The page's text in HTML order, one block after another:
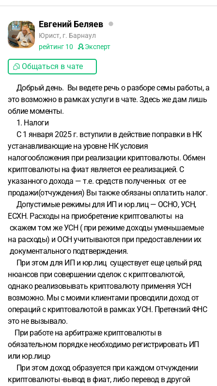
(PDF выгрузка с ByBit), скриншот перевода баланса на
вторую биржу с точной датой, суммой в $, и временем,
скриншот получения средств от второй биржи с точной
выполненной продажи доллара, с точной датой,
перевода средств от контрагента на мою карту. В случае
возникновения вопросов, этих данных по ордерам, +
КУДиР хватает для решения вопросов?
формировании налогового уведомления, подачи
информации по итогам года, необходимо ли мне
подключить электронную подпись, да и в целом в моем
случае нужна ли она мне? Все данные будут передаваться
через личный кабинет ФНС, без задействования
сторонних лиц, или программ.Можно ли принимать
переводы по СПб на личный счёт, а не только на ИП?
Учитывая, что каждая операция будет сохранена, как я и
писал выше. Будут ли вопросы от банка? Получится ли их
решить, если они все таки будут, имея все эти данные?
Если на мою карту придут грязные деньги, и будет запрос
на возврат, что делать в таком случае? Будет ли мне что-
то, и что делать в такой ситуации?Возможно я что-то
упустил, поэтому требуется ответ от человека, который
вёл такие дела и знает во всём этом очень хорошо,
обязательно к ознакомлению документы, приложенные к
вопросу, и максимально развернутый ответ по каждому
из пунктов, спасибо. Возможно что-то упустил, хотелось
бы узнать как можно детальнее каждый из подводных
камней, который был упущен мной в процессе написания
Евгений Беляев
Юрист, г. Барнаул
рейтинг 10 Эксперт
Общаться в чате
Добрый день. Вы ведете речь о разборе семы работы, а
это возможно в рамках услуги в чате. Здесь же дам лишь
облие моменты.
1. Налоги
С 1 января 2025 г. вступили в действие поправки в НК
устанавливающие на уровне НК условия
налогообложения при реализации криптовалюты. Обмен
криптовалюты на фиат является ее реализацией. С
указанного дохода — т.е. средств полученных от ее
продажи(отчуждения) Вы также обязаны оплатить налог.
Допустимые режимы для ИП и юр.лиц — ОСНО, УСН,
ЕСХН. Расходы на приобретение криптовалюты на
скажем том же УСН ( при режиме доходы уменьшаемые
на расходы) и ОСН учитываются при предоставлении их
документального подтверждения.
При этом для ИП и юр.лиц существует еще целый ряд
нюансов при совершении сделок с криптовалютой,
однако реализовывать криптовалюту применяя УСН
возможно. Мы с моими клиентами проводили доход от
операций с криптовалютой в рамках УСН. Претензий ФНС
это не вызывало.
При работе на арбитраже криптовалюты в
обязательном порядке необходимо регистрировать ИП
или юр.лицо
При этом доход образуется при каждом отчуждении
криптовалюты -вывод в фиат, либо перевод в другой